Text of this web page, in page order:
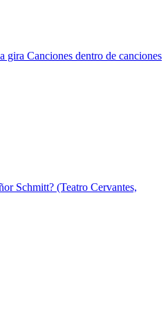
gira Canciones dentro de canciones
Schmitt? (Teatro Cervantes,